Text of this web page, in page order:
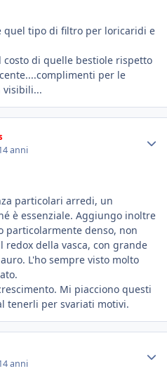
quel tipo di filtro per loricaridi e
di quelle bestiole rispetto
per le
visibili...
anni
particolari arredi, un
è essenziale. Aggiungo inoltre
particolarmente denso, non
redox della vasca, con grande
L'ho sempre visto molto
Mi piacciono questi
tenerli per svariati motivi.
anni